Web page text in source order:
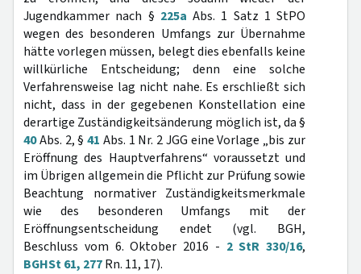
Jugendkammer nach § 225a Abs. 1 Satz 1 StPO
wegen des besonderen Umfangs zur Übernahme
hätte vorlegen müssen, belegt dies ebenfalls keine
willkürliche Entscheidung; denn eine solche
Verfahrensweise lag nicht nahe. Es erschließt sich
nicht, dass in der gegebenen Konstellation eine
derartige Zuständigkeitsänderung möglich ist, da §
40Abs. 2, §41 Abs. 1 Nr. 2 JGG eine Vorlage „bis zur
Eröffnung des Hauptverfahrens“ voraussetzt und
im Übrigen allgemein die Pflicht zur Prüfung sowie
Beachtung normativer Zuständigkeitsmerkmale
wie des besonderen Umfangs mit der
Eröffnungsentscheidung endet (vgl. BGH,
Beschluss vom 6. Oktober 2016 - 2 StR 330/16,
BGHSt 61, 277Rn. 11, 17).